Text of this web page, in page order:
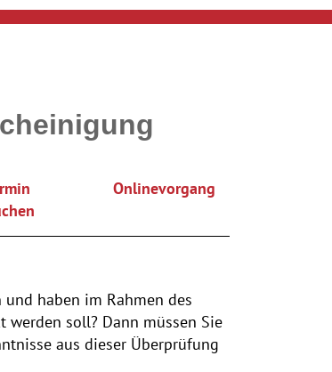
Onlinevorgang
haben im Rahmen des
werden soll? Dann müssen Sie
aus dieser Überprüfung